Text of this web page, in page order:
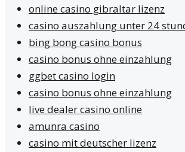
online casino gibraltar lizenz
casino auszahlung unter 24
bing bong casino bonus
casino bonus ohne einzahlung
ggbet casino login
casino bonus ohne einzahlung
live dealer casino online
amunra casino
casino mit deutscher lizenz